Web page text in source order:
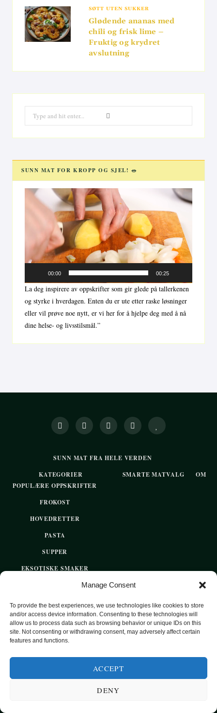
Manage Consent
To provide the best experiences, we use technologies like cookies to store
and/or access device information. Consenting to these technologies will
allow us to process data such as browsing behavior or unique IDs on this
site. Not consenting or withdrawing consent, may adversely affect certain
features and functions.
ACCEPT
DENY
SØTT UTEN SUKKER
Glødende ananas med
chili og frisk lime –
Fruktig og krydret
avslutning
for:
SUNN MAT FOR KROPP OG SJEL! 🥗
Videoavspiller
00:00 00:25
La deg inspirere av oppskrifter som gir glede på tallerkenen
og styrke i hverdagen. Enten du er ute etter raske løsninger
eller vil prøve noe nytt, er vi her for å hjelpe deg med å nå
dine helse- og livsstilsmål.”
SUNN MAT FRA HELE VERDEN
KATEGORIER
POPULÆRE OPPSKRIFTER
FROKOST
HOVEDRETTER
PASTA
SUPPER
EKSOTISKE SMAKER
MAT FOR VEGETARIANERE
SUNN HVERDAGSMAT
BAKST
SØTT UTEN SUKKER
SMARTE MATVALG OM
2020 OPPSKRIFTSPARADISET - SUNNE OPPSKRIFTER FOR
HVER DAG